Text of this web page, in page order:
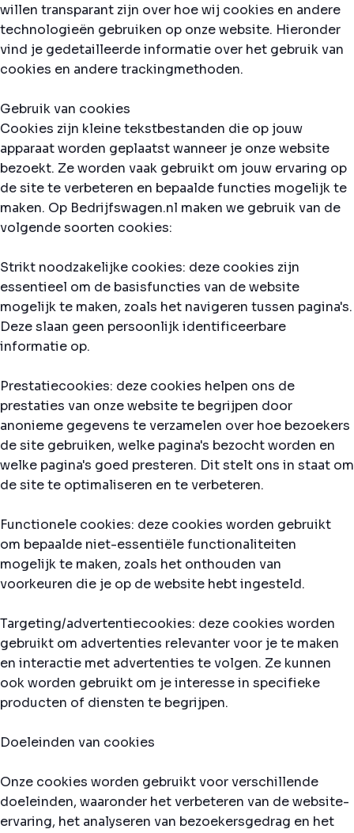
willen transparant zijn over hoe wij cookies en andere
technologieën gebruiken op onze website. Hieronder
vind je gedetailleerde informatie over het gebruik van
cookies en andere trackingmethoden.
Gebruik van cookies
Cookies zijn kleine tekstbestanden die op jouw
apparaat worden geplaatst wanneer je onze website
bezoekt. Ze worden vaak gebruikt om jouw ervaring op
de site te verbeteren en bepaalde functies mogelijk te
maken. Op Bedrijfswagen.nl maken we gebruik van de
volgende soorten cookies:
Strikt noodzakelijke cookies: deze cookies zijn
essentieel om de basisfuncties van de website
mogelijk te maken, zoals het navigeren tussen pagina's.
Deze slaan geen persoonlijk identificeerbare
informatie op.
Prestatiecookies: deze cookies helpen ons de
prestaties van onze website te begrijpen door
anonieme gegevens te verzamelen over hoe bezoekers
de site gebruiken, welke pagina's bezocht worden en
welke pagina's goed presteren. Dit stelt ons in staat om
de site te optimaliseren en te verbeteren.
Functionele cookies: deze cookies worden gebruikt
om bepaalde niet-essentiële functionaliteiten
mogelijk te maken, zoals het onthouden van
voorkeuren die je op de website hebt ingesteld.
Targeting/advertentiecookies: deze cookies worden
gebruikt om advertenties relevanter voor je te maken
en interactie met advertenties te volgen. Ze kunnen
ook worden gebruikt om je interesse in specifieke
producten of diensten te begrijpen.
Doeleinden van cookies
Onze cookies worden gebruikt voor verschillende
doeleinden, waaronder het verbeteren van de website-
ervaring, het analyseren van bezoekersgedrag en het